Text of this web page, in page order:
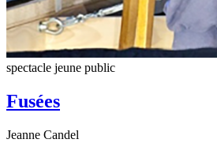
spectacle jeune public
Fusées
Jeanne Candel